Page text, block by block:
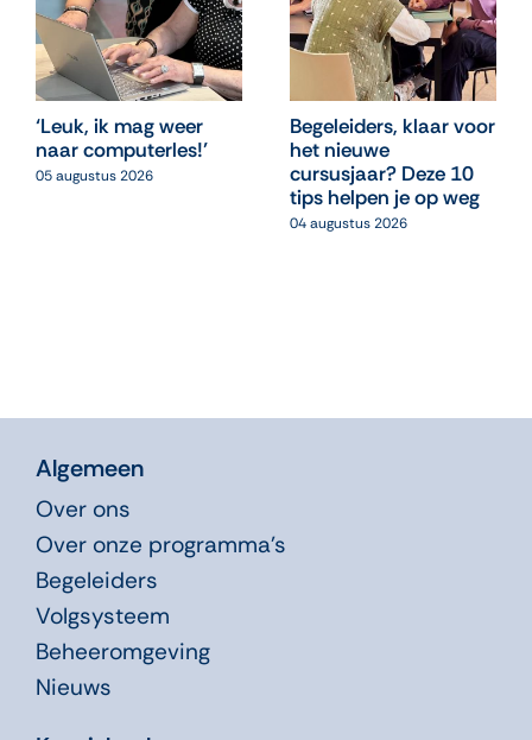
‘Leuk, ik mag weer
naar computerles!’
05 augustus 2026
Begeleiders, klaar voor
het nieuwe
cursusjaar? Deze 10
tips helpen je op weg
04 augustus 2026
Algemeen
Over ons
Over onze programma’s
Begeleiders
Volgsysteem
Beheeromgeving
Nieuws